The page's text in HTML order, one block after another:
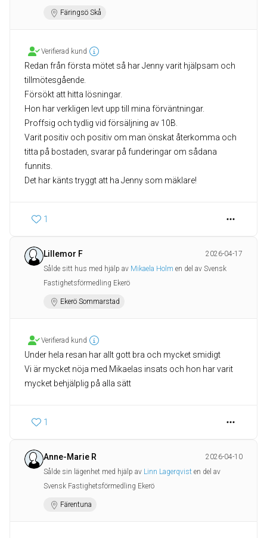
Färingsö Skå
Verifierad kund
Redan från första mötet så har Jenny varit hjälpsam och
tillmötesgående.
Försökt att hitta lösningar.
Hon har verkligen levt upp till mina förväntningar.
Proffsig och tydlig vid försäljning av 10B.
Varit positiv och positiv om man önskat återkomma och
titta på bostaden, svarar på funderingar om sådana
funnits.
Det har känts tryggt att ha Jenny som mäklare!
1
Lillemor F
2026-04-17
Sålde sitt hus med hjälp av Mikaela Holm en del av Svensk
Fastighetsförmedling Ekerö
Ekerö Sommarstad
Verifierad kund
Under hela resan har allt gott bra och mycket smidigt
Vi är mycket nöja med Mikaelas insats och hon har varit
mycket behjälplig på alla sätt
1
Anne-Marie R
2026-04-10
Sålde sin lägenhet med hjälp av Linn Lagerqvist en del av
Svensk Fastighetsförmedling Ekerö
Färentuna